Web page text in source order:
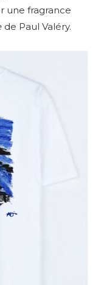
une fragrance
de Paul Valéry.